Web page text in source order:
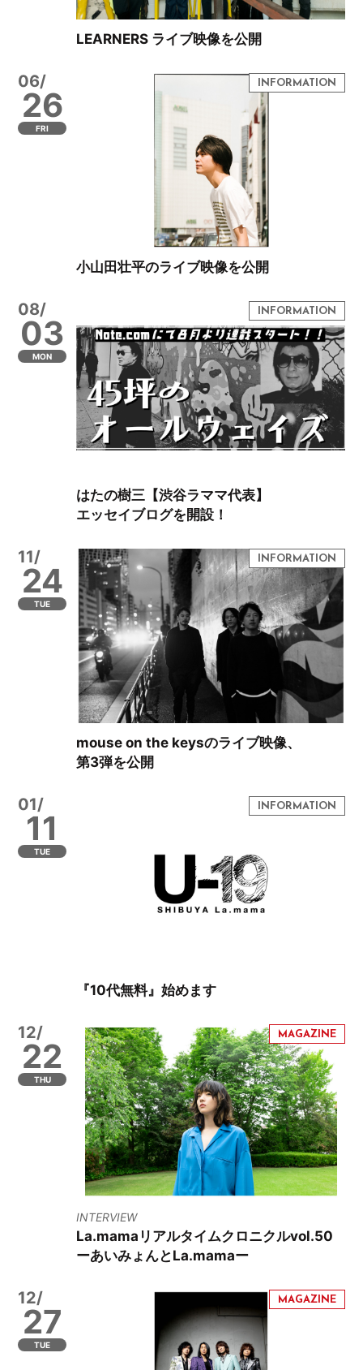
LEARNERS ライブ映像を公開
06/
26
FRI
小山田壮平のライブ映像を公開
08/
03
MON
はたの樹三【渋谷ラママ代表】
エッセイブログを開設！
11/
24
TUE
mouse on the keysのライブ映像、
第3弾を公開
01/
11
TUE
『10代無料』始めます
12/
22
THU
INTERVIEW
La.mamaリアルタイムクロニクルvol.50
ーあいみょんとLa.mamaー
12/
27
TUE